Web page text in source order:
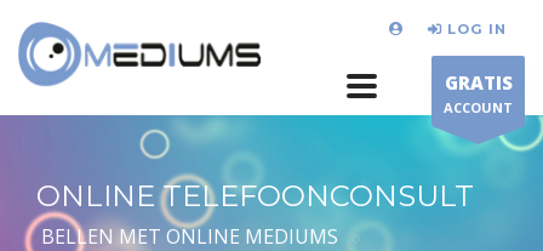
LOG IN
GRATIS
ACCOUNT
ONLINE TELEFOONCONSULT
BELLEN MET ONLINE MEDIUMS